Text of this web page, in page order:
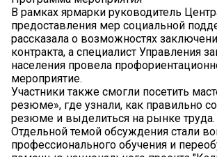
В рамках ярмарки руководитель
предоставления мер социальной
рассказала о возможностях
контракта, а специалист Управления
населения провела
мероприятие.
Участники также смогли посетить
резюме», где узнали, как правильно
резюме и выделиться на рынке труда.
Отдельной темой обсуждения стали
профессионального обучения и